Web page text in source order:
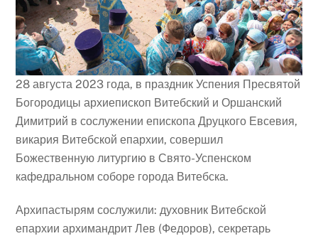
28 августа 2023 года, в праздник Успения Пресвятой
Богородицы архиепископ Витебский и Оршанский
Димитрий в сослужении епископа Друцкого Евсевия,
викария Витебской епархии, совершил
Божественную литургию в Свято-Успенском
кафедральном соборе города Витебска.
Архипастырям сослужили: духовник Витебской
епархии архимандрит Лев (Федоров), секретарь